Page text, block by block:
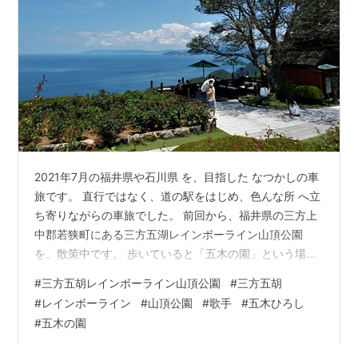
2021年7月の福井県や石川県 を、目指した なつかしの車
旅です。 直行ではなく、道の駅をはじめ、色んな所 へ立
ち寄りながらの車旅でした。 前回から、福井県の三方上
中郡若狭町にある三方五湖レインボーライン山頂公園
を、散策中です。 歩いていると「五木の園」という場所
美浜町の出身だそうです。 三方五胡レインボーライン山
頂公園（福井県三方上中郡若狭町） 2021年7月 ランキン
グ参加中旅行 ランキング参加中写真・カメラ
#三方五胡レインボーライン山頂公園 #三方五胡
#レインボーライン #山頂公園 #歌手 #五木ひろし
#五木の園